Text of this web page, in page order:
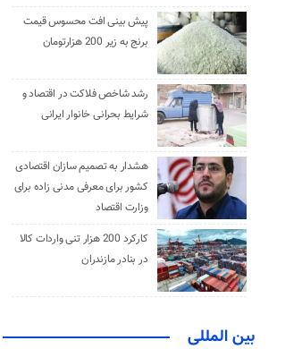
پیش بینی افت محسوس قیمت
برنج به زیر 200 هزارتومان
رشد شاخص فلاکت در اقتصاد و
شرایط بحرانی خانوار ایرانی
هشدار به تصمیم سازان اقتصادی
کشور برای معرفی مدنی زاده برای
وزارت اقتصاد
کارکرد 200 هزار تنی واردات کالا
در بنادر مازندران
بین المللی